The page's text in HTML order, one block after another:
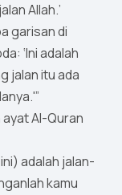
Allah.’
garisan di
‘Ini adalah
jalan itu ada
ayat Al-Quran
adalah jalan-
kamu